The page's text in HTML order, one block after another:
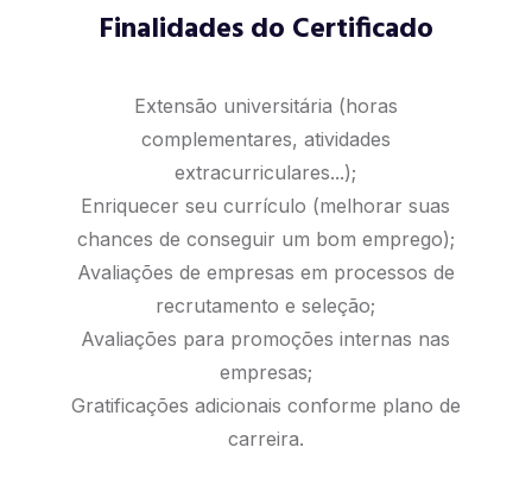
Finalidades do Certificado
Extensão universitária (horas
complementares, atividades
extracurriculares...);
Enriquecer seu currículo (melhorar suas
chances de conseguir um bom emprego);
Avaliações de empresas em processos de
recrutamento e seleção;
Avaliações para promoções internas nas
empresas;
Gratificações adicionais conforme plano de
carreira.